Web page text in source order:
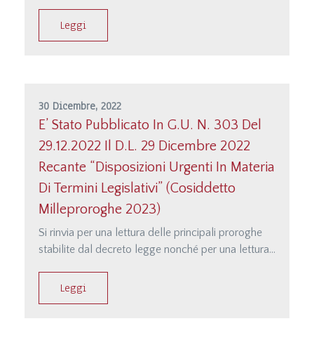
documentazione raggiungibile anche dal seguente
Leggi
30 Dicembre, 2022
E’ Stato Pubblicato In G.U. N. 303 Del
29.12.2022 Il D.l. 29 Dicembre 2022
Recante “Disposizioni Urgenti In Materia
Di Termini Legislativi” (cosiddetto
Milleproroghe 2023)
Si rinvia per una lettura delle principali proroghe
stabilite dal decreto legge nonché per una lettura
alla documentazione raggiungibile direttamente
Leggi